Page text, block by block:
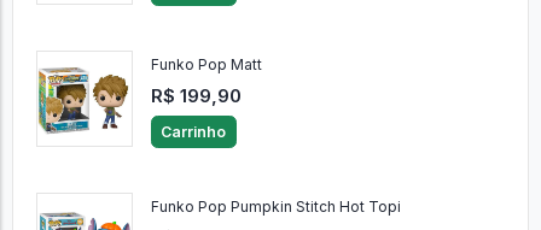
Funko Pop Matt
R$ 199,90
Carrinho
Funko Pop Pumpkin Stitch Hot Topi